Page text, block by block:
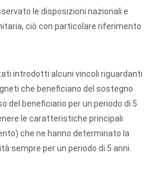
le disposizioni nazionali e
ciò con particolare riferimento
introdotti alcuni vincoli riguardanti
che beneficiano del sostegno
del beneficiario per un periodo di 5
le caratteristiche principali
che ne hanno determinato la
sempre per un periodo di 5 anni.